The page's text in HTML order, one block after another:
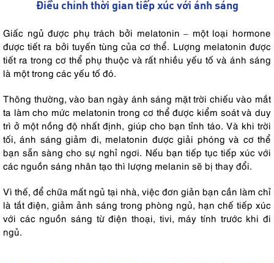
Điều chỉnh thời gian tiếp xúc với ánh sáng
Giấc ngủ được phụ trách bởi melatonin – một loại hormone
được tiết ra bởi tuyến tùng của cơ thể. Lượng melatonin được
tiết ra trong cơ thể phụ thuộc và rất nhiều yếu tố và ánh sáng
là một trong các yếu tố đó.
Thông thường, vào ban ngày ánh sáng mặt trời chiếu vào mắt
ta làm cho mức melatonin trong cơ thể được kiểm soát và duy
trì ở một nồng độ nhất định, giúp cho bạn tỉnh táo. Và khi trời
tối, ánh sáng giảm đi, melatonin được giải phóng và cơ thể
bạn sẵn sàng cho sự nghỉ ngơi. Nếu bạn tiếp tục tiếp xúc với
các nguồn sáng nhân tạo thì lượng melanin sẽ bị thay đổi.
Vì thế, để chữa mất ngủ tại nhà, việc đơn giản bạn cần làm chỉ
là tắt điện, giảm ảnh sáng trong phòng ngủ, hạn chế tiếp xúc
với các nguồn sáng từ điện thoại, tivi, máy tính trước khi đi
ngủ.